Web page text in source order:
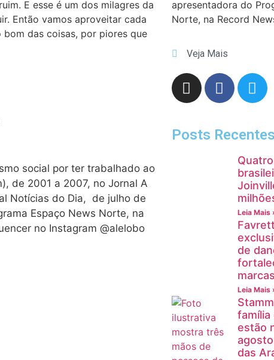
E esse é um dos milagres da
Então vamos aproveitar cada
das coisas, por piores que
social por ter trabalhado ao
de 2001 a 2007, no Jornal A
Notícias do Dia, de julho de
Espaço News Norte, na
no Instagram @alelobo
apresentadora do
Norte, na Record
Veja Mais
Posts Recentes
Leia Mais
de
Leia Mais
família
estão
das